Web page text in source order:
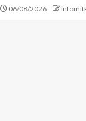
06/08/2026